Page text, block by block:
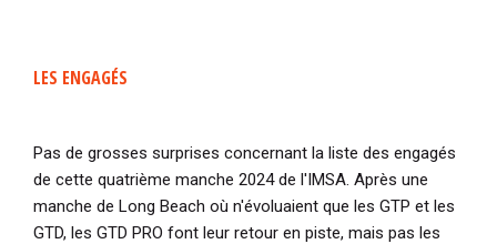
LES ENGAGÉS
Pas de grosses surprises concernant la liste des engagés
de cette quatrième manche 2024 de l'IMSA. Après une
manche de Long Beach où n'évoluaient que les GTP et les
GTD, les GTD PRO font leur retour en piste, mais pas les